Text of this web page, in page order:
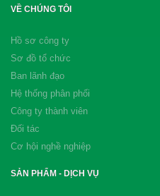
VỀ CHÚNG TÔI
Hồ sơ công ty
Sơ đồ tổ chức
Ban lãnh đạo
Hệ thống phân phối
Công ty thành viên
Đối tác
Cơ hội nghề nghiệp
SẢN PHẨM - DỊCH VỤ